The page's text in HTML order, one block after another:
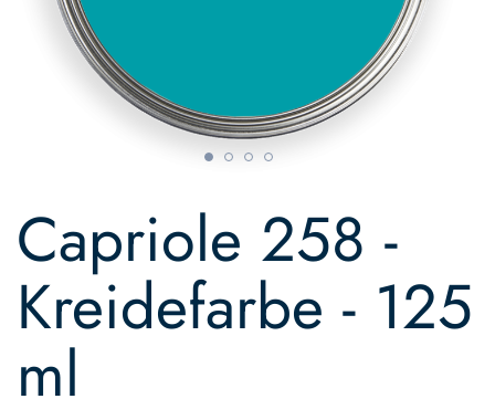
Capriole 258 -
Kreidefarbe - 125
ml
the
beginning
the
images